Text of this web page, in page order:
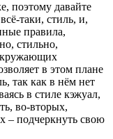
поэтому давайте
таки, стиль, и,
правила,
стильно,
в этом плане
так как в нём нет
в стиле кэжуал,
во-вторых,
– подчеркнуть свою